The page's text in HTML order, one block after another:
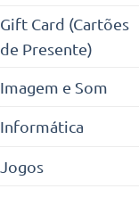
Gift Card (Cartões
de Presente)
Imagem e Som
Informática
Jogos